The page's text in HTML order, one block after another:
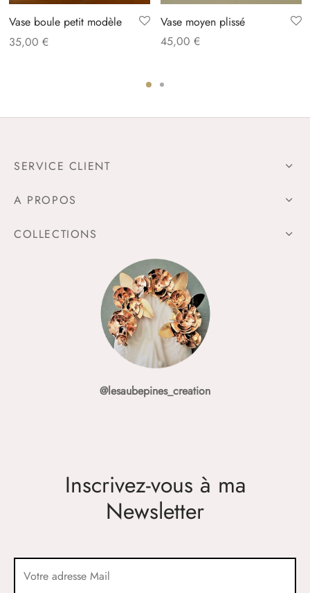
Vase boule petit modèle
35,00 €
Vase moyen plissé
45,00 €
SERVICE CLIENT
A PROPOS
COLLECTIONS
@lesaubepines_creation
Inscrivez-vous à ma
Newsletter